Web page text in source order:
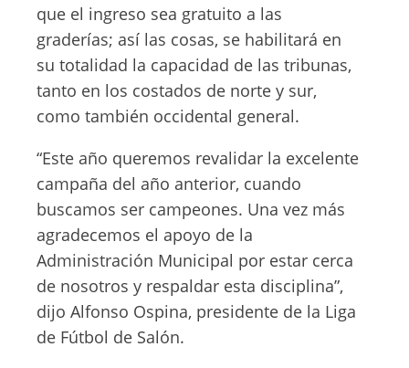
que el ingreso sea gratuito a las
graderías; así las cosas, se habilitará en
su totalidad la capacidad de las tribunas,
tanto en los costados de norte y sur,
como también occidental general.
“Este año queremos revalidar la excelente
campaña del año anterior, cuando
buscamos ser campeones. Una vez más
agradecemos el apoyo de la
Administración Municipal por estar cerca
de nosotros y respaldar esta disciplina”,
dijo Alfonso Ospina, presidente de la Liga
de Fútbol de Salón.